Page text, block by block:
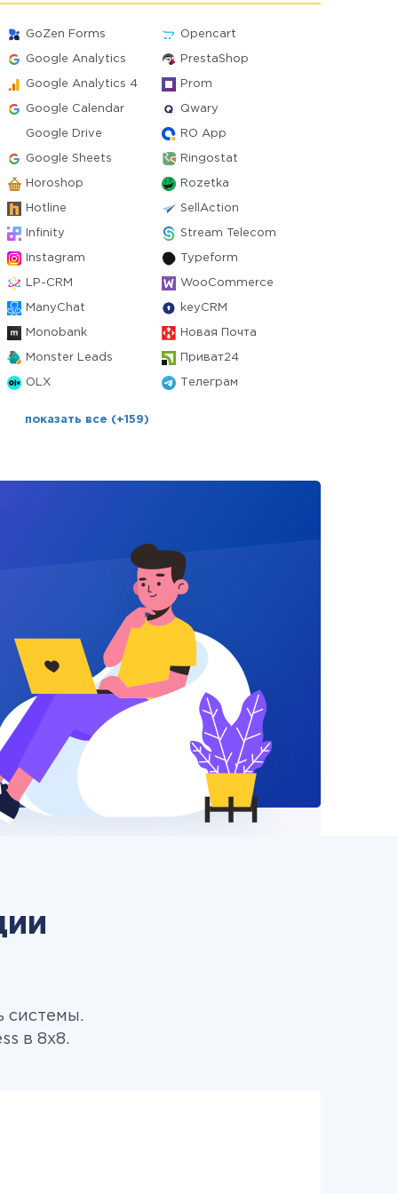
GoZen Forms Opencart
Google Analytics PrestaShop
Google Analytics 4 Prom
Google Calendar Qwary
Google Drive RO App
Google Sheets Ringostat
Horoshop Rozetka
Hotline SellAction
Infinity Stream Telecom
Instagram Typeform
LP-CRM WooCommerce
ManyChat keyCRM
Monobank Новая Почта
Monster Leads Приват24
OLX Телеграм
показать все (+159)
системы.
в 8x8.